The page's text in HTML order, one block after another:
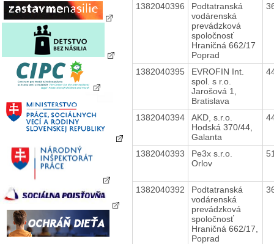
1382040396
Podtatranská
vodárenská
prevádzková
spoločnosť
Hraničná 662/17
Poprad
1382040395
EVROFIN Int.
spol. s r.o.
Jarošová 1,
Bratislava
1382040394
AKD, s.r.o.
Hodská 370/44,
Galanta
1382040393
Pe3x s.r.o.
Orlov
1382040392
Podtatranská
vodárenská
prevádzková
spoločnosť
Hraničná 662/17,
Poprad